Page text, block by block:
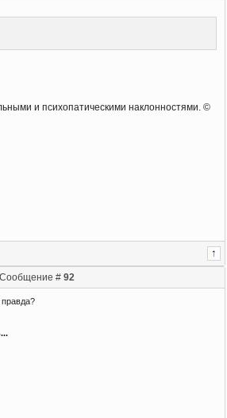
и психопатическими наклонностями. ©
Сообщение # 92